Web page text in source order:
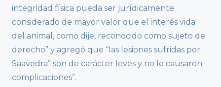
integridad física pueda ser jurídicamente
considerado de mayor valor que el interés vida
del animal, como dije, reconocido como sujeto de
derecho” y agregó que “las lesiones sufridas por
Saavedra” son de carácter leves y no le causaron
complicaciones”.